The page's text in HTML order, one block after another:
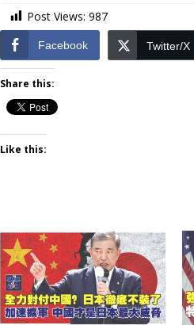
Post Views: 987
Facebook Twitter/X
Share this:
Like this: